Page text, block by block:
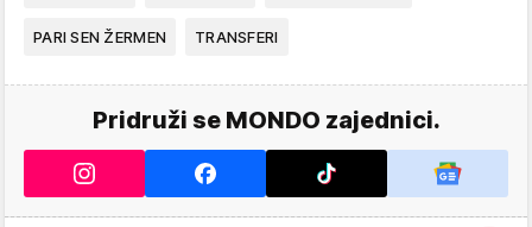
PARI SEN ŽERMEN TRANSFERI
Pridruži se MONDO zajednici.